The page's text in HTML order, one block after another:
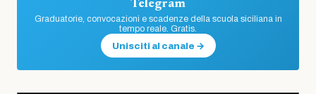
Telegram
Graduatorie, convocazioni e scadenze della scuola siciliana in
tempo reale. Gratis.
Unisciti al canale →